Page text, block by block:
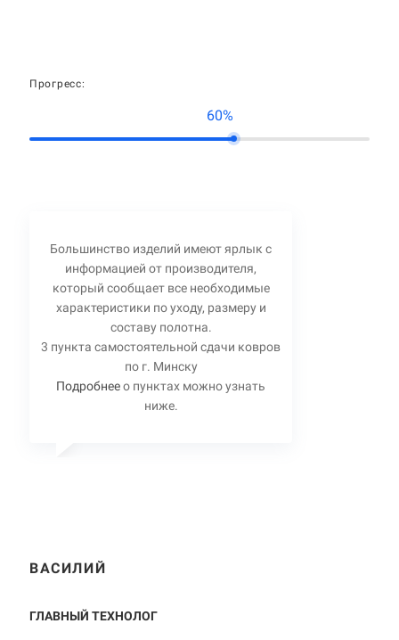
Прогресс:
60%
Большинство изделий имеют ярлык с
информацией от производителя,
который сообщает все необходимые
характеристики по уходу, размеру и
составу полотна.
3 пункта самостоятельной сдачи ковров
по г. Минску
Подробнеео пунктах можно узнать
ниже.
ВАСИЛИЙ
ГЛАВНЫЙ ТЕХНОЛОГ